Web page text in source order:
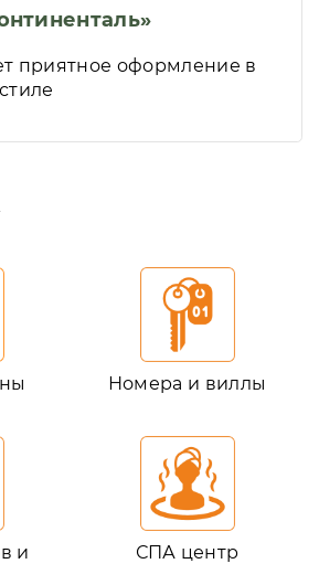
приятное оформление в
Номера и виллы
и
СПА центр